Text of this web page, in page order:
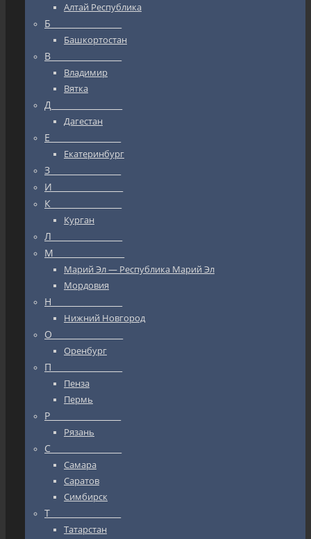
Алтай Республика
Б_________________
Башкортостан
В_________________
Владимир
Вятка
Д_________________
Дагестан
Е_________________
Екатеринбург
З_________________
И_________________
К_________________
Курган
Л_________________
М_________________
Марий Эл — Республика Марий Эл
Мордовия
Н_________________
Нижний Новгород
О_________________
Оренбург
П_________________
Пенза
Пермь
Р_________________
Рязань
С_________________
Самара
Саратов
Симбирск
Т_________________
Татарстан